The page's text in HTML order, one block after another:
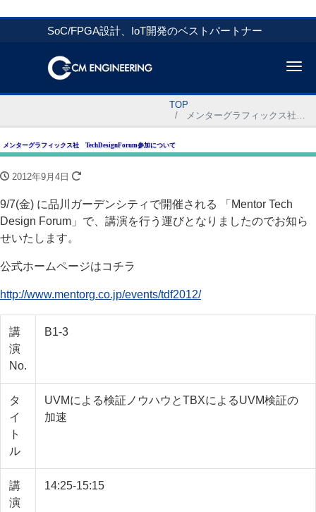
SoC/FPGA設計、IoT開発のベストパートナー
TOP
メンターグラフィックス社 TechDesignForum参加について
メンターグラフィックス社 TechDesignForum参加について
2012年9月4日
9/7(金) に品川ガーデンシティで開催される 「Mentor Tech
Design Forum」で、講演を行う運びとなりましたのでお知ら
せいたします。
公式ホームページはコチラ
http://www.mentorg.co.jp/events/tdf2012/
講
演
No.
B1-3
タ
イ
ト
ル
UVMによる検証ノウハウとTBXによるUVM検証の
加速
講
演
14:25-15:15